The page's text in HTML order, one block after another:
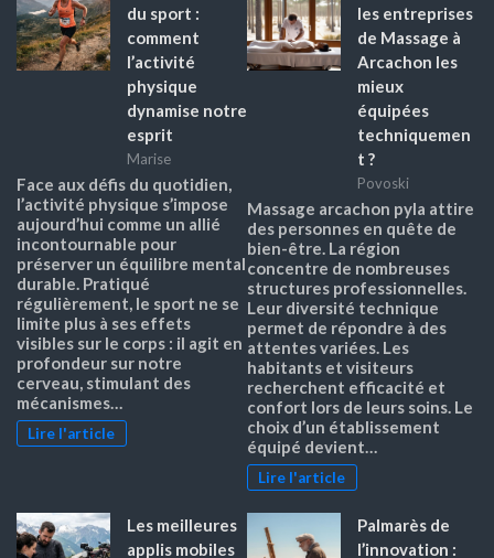
du sport :
comment
l’activité
physique
dynamise notre
esprit
Marise
Face aux défis du quotidien,
l’activité physique s’impose
aujourd’hui comme un allié
incontournable pour
préserver un équilibre mental
durable. Pratiqué
régulièrement, le sport ne se
limite plus à ses effets
visibles sur le corps : il agit en
profondeur sur notre
cerveau, stimulant des
mécanismes…
Lire l'article
les entreprises
de Massage à
Arcachon les
mieux
équipées
techniquemen
t ?
Povoski
Massage arcachon pyla attire
des personnes en quête de
bien-être. La région
concentre de nombreuses
structures professionnelles.
Leur diversité technique
permet de répondre à des
attentes variées. Les
habitants et visiteurs
recherchent efficacité et
confort lors de leurs soins. Le
choix d’un établissement
équipé devient…
Lire l'article
Les meilleures
applis mobiles
Palmarès de
l’innovation :